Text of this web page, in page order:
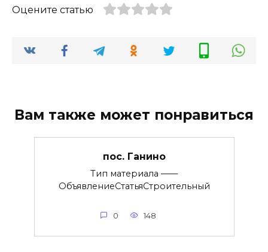
Оцените статью
Вам также может понравиться
пос. Ганино
Тип материала ——
ОбъявлениеСтатьяСтроительный
0 148